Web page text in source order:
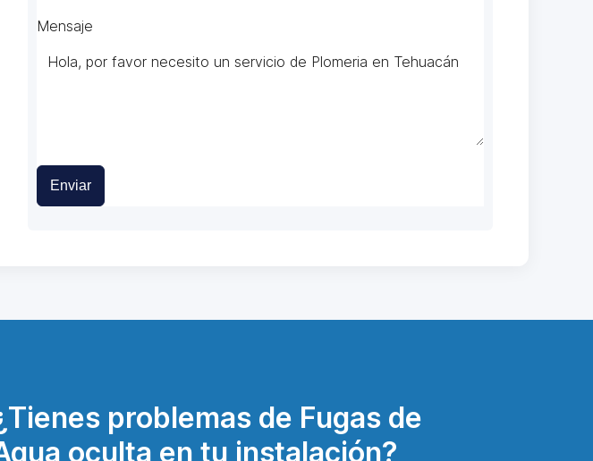
Mensaje
Enviar
problemas de Fugas de
oculta en tu instalación?